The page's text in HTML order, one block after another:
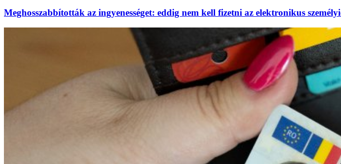
Meghosszabbították az ingyenességet: eddig nem kell fizetni az elektronikus